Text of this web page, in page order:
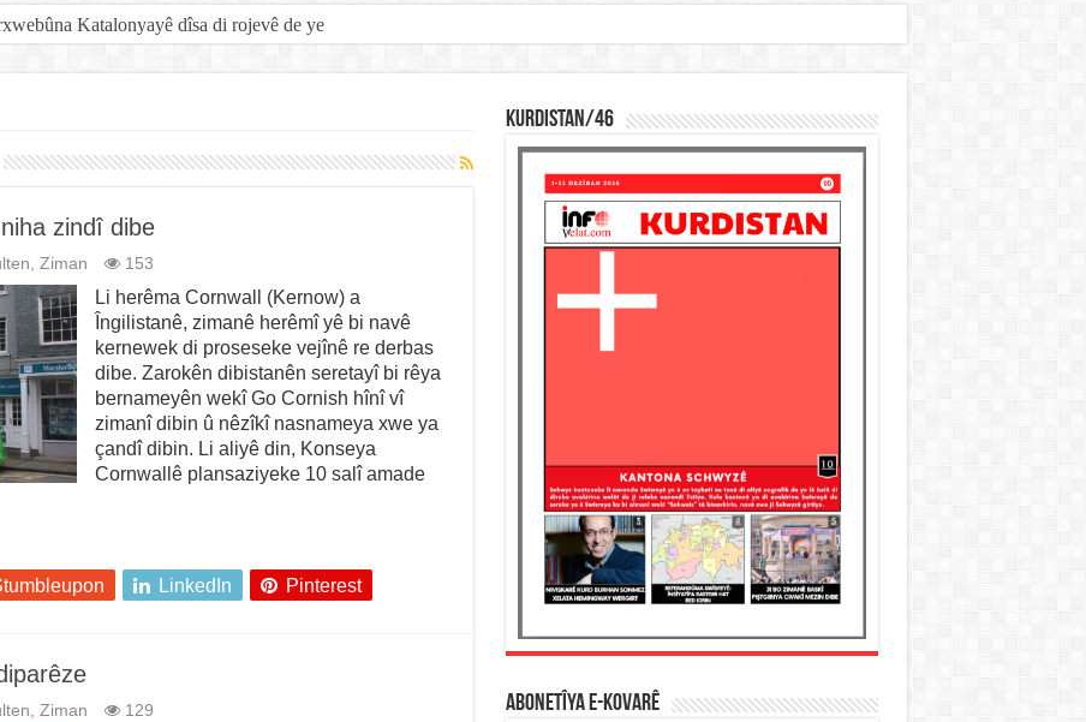
Katalonyayê dîsa di rojevê de ye
zindî dibe
, Ziman 153
Li herêma Cornwall (Kernow) a
Îngilistanê, zimanê herêmî yê bi navê
kernewek di proseseke vejînê re derbas
dibe. Zarokên dibistanên seretayî bi rêya
bernameyên wekî Go Cornish hînî vî
zimanî dibin û nêzîkî nasnameya xwe ya
çandî dibin. Li aliyê din, Konseya
Cornwallê plansaziyeke 10 salî amade
LinkedIn Pinterest
, Ziman 129
KURDISTAN/46
ABONETÎYA E-KOVARÊ